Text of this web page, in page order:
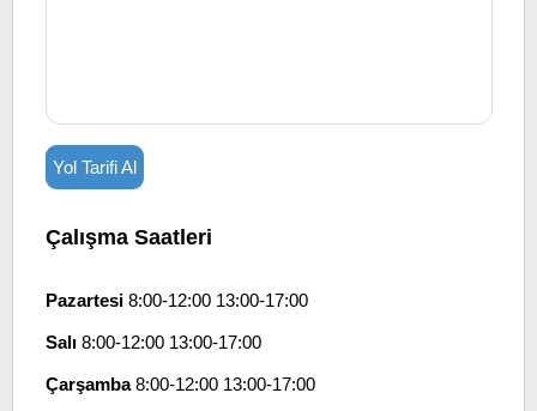
Yol Tarifi Al
Çalışma Saatleri
Pazartesi8:00-12:00 13:00-17:00
Salı8:00-12:00 13:00-17:00
Çarşamba8:00-12:00 13:00-17:00